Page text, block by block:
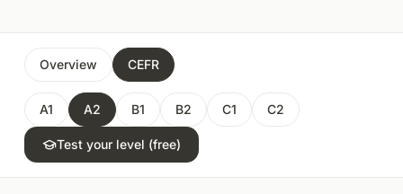
Overview CEFR
A1 A2 B1 B2 C1 C2
Test your level (free)